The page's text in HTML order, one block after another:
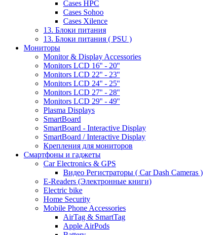
Cases HPC
Cases Sohoo
Cases Xilence
13. Блоки питания
13. Блоки питания ( PSU )
Мониторы
Monitor & Display Accessories
Monitors LCD 16'' - 20''
Monitors LCD 22'' - 23''
Monitors LCD 24'' - 25''
Monitors LCD 27'' - 28''
Monitors LCD 29'' - 49''
Plasma Displays
SmartBoard
SmartBoard - Interactive Display
SmartBoard / Interactive Display
Крепления для мониторов
Смартфоны и гаджеты
Car Electronics & GPS
Видео Регистраторы ( Car Dash Cameras )
E-Readers (Электронные книги)
Electric bike
Home Security
Mobile Phone Accessories
AirTag & SmartTag
Apple AirPods